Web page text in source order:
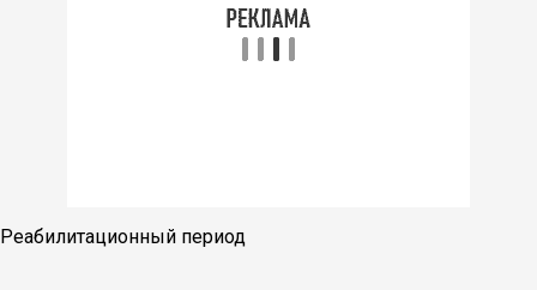
Реабилитационный период